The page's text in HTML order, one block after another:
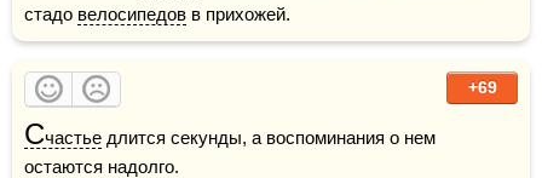
стадо велосипедов в прихожей.
+69
Счастье длится секунды, а воспоминания о нем
остаются надолго.